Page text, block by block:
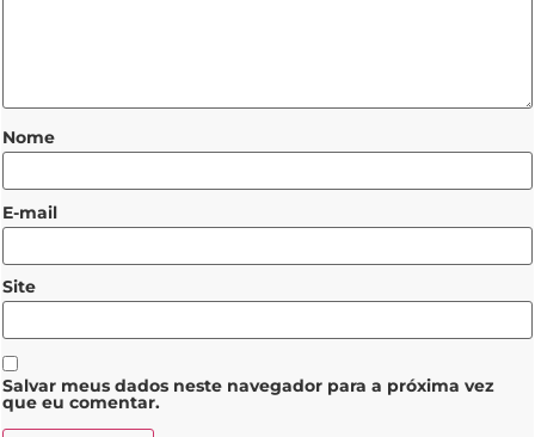
Nome
E-mail
Site
Salvar meus dados neste navegador para a próxima vez
que eu comentar.